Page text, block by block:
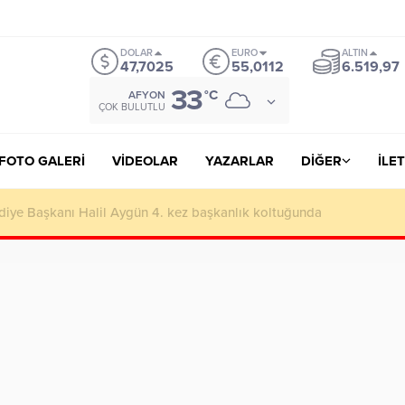
DOLAR
47,7025
EURO
55,0112
ALTIN
6.519,97
AFYON
ÇOK BULUTLU 33°C
FOTO GALERİ VİDEOLAR YAZARLAR DİĞER
iş adamlarını geçip rekortmen oldu